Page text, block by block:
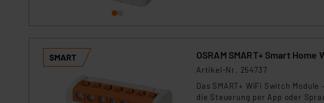
OSRAM SMART+ Smart
Artikel-Nr. 254737
Das SMART+ WiFi Switch
die Steuerung per App oder